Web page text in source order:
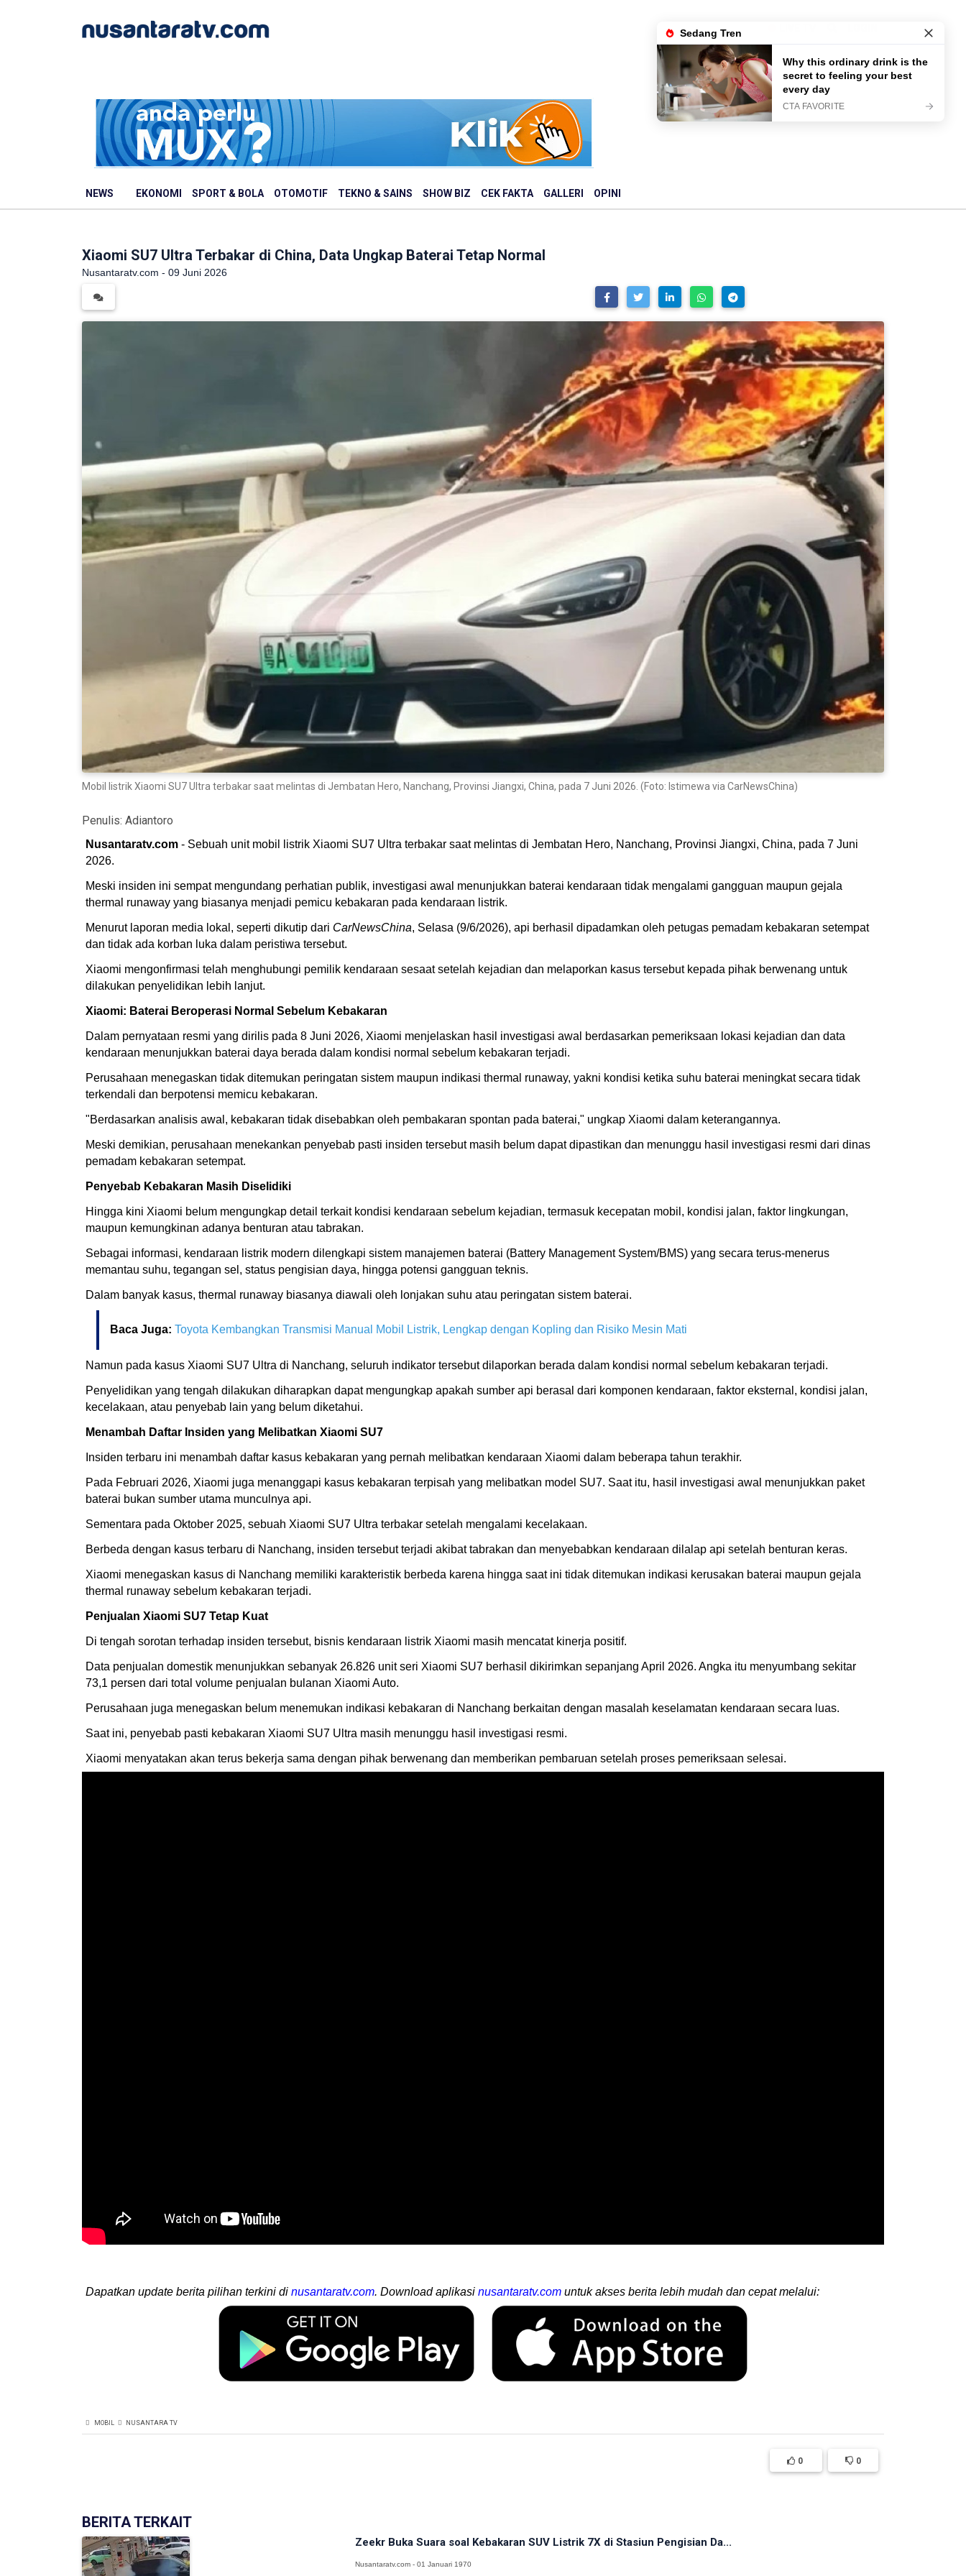
NEWS EKONOMI SPORT & BOLA OTOMOTIF TEKNO & SAINS SHOW BIZ CEK FAKTA GALLERI OPINI
Xiaomi SU7 Ultra Terbakar di China, Data Ungkap Baterai Tetap Normal
Nusantaratv.com - 09 Juni 2026
Mobil listrik Xiaomi SU7 Ultra terbakar saat melintas di Jembatan Hero, Nanchang, Provinsi Jiangxi, China, pada 7 Juni 2026. (Foto: Istimewa via CarNewsChina)
Penulis: Adiantoro
Nusantaratv.com - Sebuah unit mobil listrik Xiaomi SU7 Ultra terbakar saat melintas di Jembatan Hero, Nanchang, Provinsi Jiangxi, China, pada 7 Juni
2026.
Meski insiden ini sempat mengundang perhatian publik, investigasi awal menunjukkan baterai kendaraan tidak mengalami gangguan maupun gejala
thermal runaway yang biasanya menjadi pemicu kebakaran pada kendaraan listrik.
Menurut laporan media lokal, seperti dikutip dari CarNewsChina, Selasa (9/6/2026), api berhasil dipadamkan oleh petugas pemadam kebakaran setempat
dan tidak ada korban luka dalam peristiwa tersebut.
Xiaomi mengonfirmasi telah menghubungi pemilik kendaraan sesaat setelah kejadian dan melaporkan kasus tersebut kepada pihak berwenang untuk
dilakukan penyelidikan lebih lanjut.
Xiaomi: Baterai Beroperasi Normal Sebelum Kebakaran
Dalam pernyataan resmi yang dirilis pada 8 Juni 2026, Xiaomi menjelaskan hasil investigasi awal berdasarkan pemeriksaan lokasi kejadian dan data
kendaraan menunjukkan baterai daya berada dalam kondisi normal sebelum kebakaran terjadi.
Perusahaan menegaskan tidak ditemukan peringatan sistem maupun indikasi thermal runaway, yakni kondisi ketika suhu baterai meningkat secara tidak
terkendali dan berpotensi memicu kebakaran.
"Berdasarkan analisis awal, kebakaran tidak disebabkan oleh pembakaran spontan pada baterai," ungkap Xiaomi dalam keterangannya.
Meski demikian, perusahaan menekankan penyebab pasti insiden tersebut masih belum dapat dipastikan dan menunggu hasil investigasi resmi dari dinas
pemadam kebakaran setempat.
Penyebab Kebakaran Masih Diselidiki
Hingga kini Xiaomi belum mengungkap detail terkait kondisi kendaraan sebelum kejadian, termasuk kecepatan mobil, kondisi jalan, faktor lingkungan,
maupun kemungkinan adanya benturan atau tabrakan.
Sebagai informasi, kendaraan listrik modern dilengkapi sistem manajemen baterai (Battery Management System/BMS) yang secara terus-menerus
memantau suhu, tegangan sel, status pengisian daya, hingga potensi gangguan teknis.
Dalam banyak kasus, thermal runaway biasanya diawali oleh lonjakan suhu atau peringatan sistem baterai.
Baca Juga: Toyota Kembangkan Transmisi Manual Mobil Listrik, Lengkap dengan Kopling dan Risiko Mesin Mati
Namun pada kasus Xiaomi SU7 Ultra di Nanchang, seluruh indikator tersebut dilaporkan berada dalam kondisi normal sebelum kebakaran terjadi.
Penyelidikan yang tengah dilakukan diharapkan dapat mengungkap apakah sumber api berasal dari komponen kendaraan, faktor eksternal, kondisi jalan,
kecelakaan, atau penyebab lain yang belum diketahui.
Menambah Daftar Insiden yang Melibatkan Xiaomi SU7
Insiden terbaru ini menambah daftar kasus kebakaran yang pernah melibatkan kendaraan Xiaomi dalam beberapa tahun terakhir.
Pada Februari 2026, Xiaomi juga menanggapi kasus kebakaran terpisah yang melibatkan model SU7. Saat itu, hasil investigasi awal menunjukkan paket
baterai bukan sumber utama munculnya api.
Sementara pada Oktober 2025, sebuah Xiaomi SU7 Ultra terbakar setelah mengalami kecelakaan.
Berbeda dengan kasus terbaru di Nanchang, insiden tersebut terjadi akibat tabrakan dan menyebabkan kendaraan dilalap api setelah benturan keras.
Xiaomi menegaskan kasus di Nanchang memiliki karakteristik berbeda karena hingga saat ini tidak ditemukan indikasi kerusakan baterai maupun gejala
thermal runaway sebelum kebakaran terjadi.
Penjualan Xiaomi SU7 Tetap Kuat
Di tengah sorotan terhadap insiden tersebut, bisnis kendaraan listrik Xiaomi masih mencatat kinerja positif.
Data penjualan domestik menunjukkan sebanyak 26.826 unit seri Xiaomi SU7 berhasil dikirimkan sepanjang April 2026. Angka itu menyumbang sekitar
73,1 persen dari total volume penjualan bulanan Xiaomi Auto.
Perusahaan juga menegaskan belum menemukan indikasi kebakaran di Nanchang berkaitan dengan masalah keselamatan kendaraan secara luas.
Saat ini, penyebab pasti kebakaran Xiaomi SU7 Ultra masih menunggu hasil investigasi resmi.
Xiaomi menyatakan akan terus bekerja sama dengan pihak berwenang dan memberikan pembaruan setelah proses pemeriksaan selesai.
Dapatkan update berita pilihan terkini di nusantaratv.com. Download aplikasi nusantaratv.com untuk akses berita lebih mudah dan cepat melalui:
MOBIL NUSANTARA TV
0 0
BERITA TERKAIT
Zeekr Buka Suara soal Kebakaran SUV Listrik 7X di Stasiun Pengisian Da...
Nusantaratv.com - 01 Januari 1970